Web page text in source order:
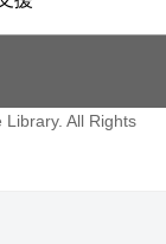
All Rights